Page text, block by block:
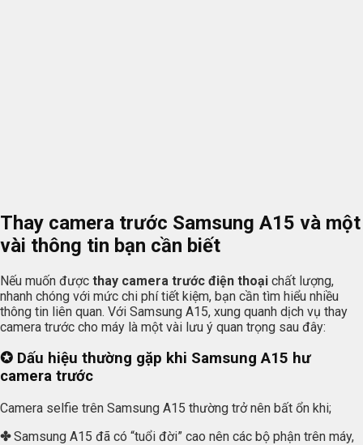
Thay camera trước Samsung A15 và một
vài thông tin bạn cần biết
Nếu muốn được thay camera trước điện thoại chất lượng,
nhanh chóng với mức chi phí tiết kiệm, bạn cần tìm hiểu nhiều
thông tin liên quan. Với Samsung A15, xung quanh dịch vụ thay
camera trước cho máy là một vài lưu ý quan trọng sau đây:
✪ Dấu hiệu thường gặp khi Samsung A15 hư
camera trước
Camera selfie trên Samsung A15 thường trở nên bất ổn khi;
✤Samsung A15 đã có “tuổi đời” cao nên các bộ phận trên máy,